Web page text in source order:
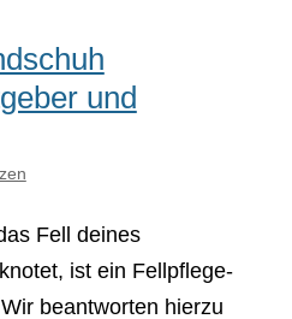
und
Fell deines
ist ein Fellpflege-
beantworten hierzu